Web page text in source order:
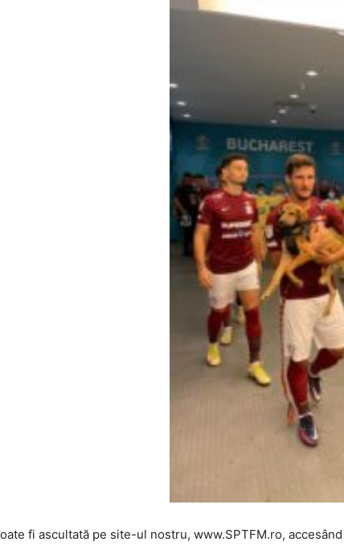
fi ascultată pe site-ul nostru, www.SPTFM.ro,